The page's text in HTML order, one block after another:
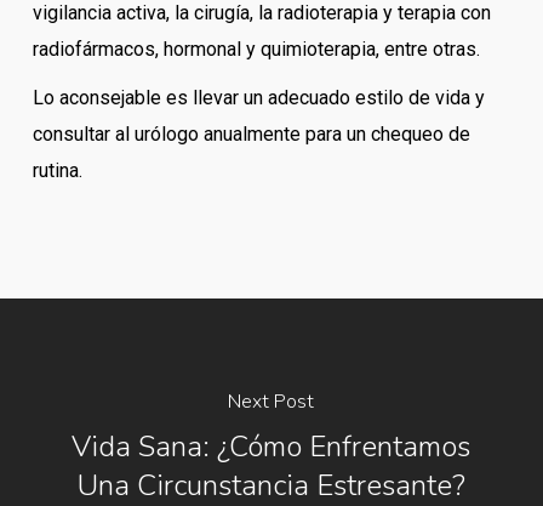
vigilancia activa, la cirugía, la radioterapia y terapia con
radiofármacos, hormonal y quimioterapia, entre otras.
Lo aconsejable es llevar un adecuado estilo de vida y
consultar al urólogo anualmente para un chequeo de
rutina.
Next Post
Vida Sana: ¿Cómo Enfrentamos
Una Circunstancia Estresante?